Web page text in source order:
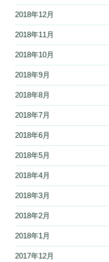
2018年12月
2018年11月
2018年10月
2018年9月
2018年8月
2018年7月
2018年6月
2018年5月
2018年4月
2018年3月
2018年2月
2018年1月
2017年12月